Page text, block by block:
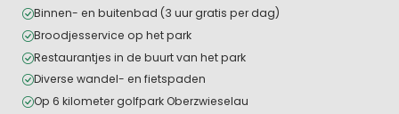
Binnen- en buitenbad (3 uur gratis per dag)
Broodjesservice op het park
Restaurantjes in de buurt van het park
Diverse wandel- en fietspaden
Op 6 kilometer golfpark Oberzwieselau